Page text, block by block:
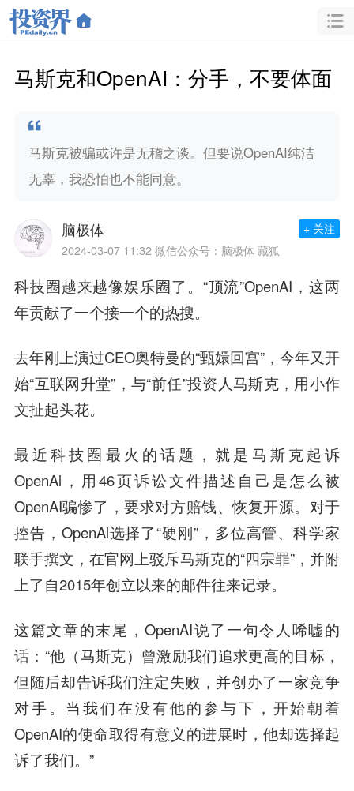
马斯克和OpenAI：分手，不要体面
马斯克被骗或许是无稽之谈。但要说OpenAI纯洁
无辜，我恐怕也不能同意。
脑极体
2024-03-07 11:32 微信公众号：脑极体 藏狐
+ 关注
科技圈越来越像娱乐圈了。“顶流”OpenAI，这两
年贡献了一个接一个的热搜。
去年刚上演过CEO奥特曼的“甄嬛回宫”，今年又开
始“互联网升堂”，与“前任”投资人马斯克，用小作
文扯起头花。
最近科技圈最火的话题，就是马斯克起诉
OpenAl，用46页诉讼文件描述自己是怎么被
OpenAI骗惨了，要求对方赔钱、恢复开源。对于
控告，OpenAl选择了“硬刚”，多位高管、科学家
联手撰文，在官网上驳斥马斯克的“四宗罪”，并附
上了自2015年创立以来的邮件往来记录。
这篇文章的末尾，OpenAI说了一句令人唏嘘的
话：“他（马斯克）曾激励我们追求更高的目标，
但随后却告诉我们注定失败，并创办了一家竞争
对手。当我们在没有他的参与下，开始朝着
OpenAI的使命取得有意义的进展时，他却选择起
诉了我们。”